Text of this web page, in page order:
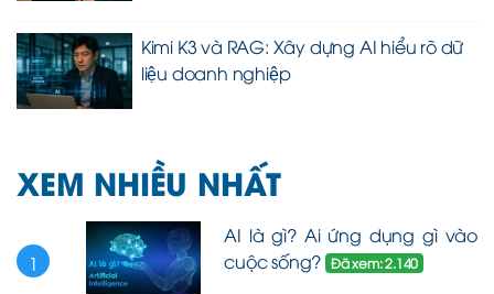
Kimi K3 và RAG: Xây dựng AI hiểu rõ dữ
liệu doanh nghiệp
XEM NHIỀU NHẤT
1
AI là gì? Ai ứng dụng gì vào
cuộc sống? Đã xem: 2.140